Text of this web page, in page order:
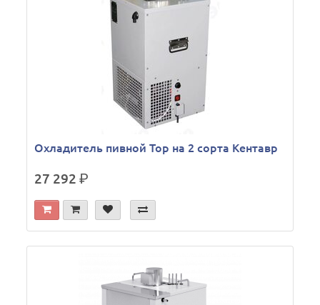
Охладитель пивной Тор на 2 сорта Кентавр
27 292р.